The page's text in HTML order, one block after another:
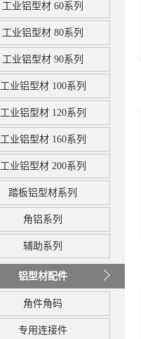
工业铝型材 60系列
工业铝型材 80系列
工业铝型材 90系列
工业铝型材 100系列
工业铝型材 120系列
工业铝型材 160系列
工业铝型材 200系列
踏板铝型材系列
角铝系列
辅助系列
铝型材配件
角件角码
专用连接件